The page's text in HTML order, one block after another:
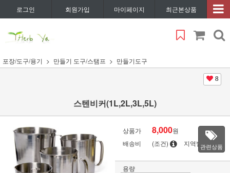
로그인 회원가입 마이페이지 최근본상품
포장/도구/용기 만들기 도구/스탬프 만들기도구
8
스텐비커(1L,2L,3L,5L)
상품가 8,000원
배송비
(조건) 지역별관련상품
용량